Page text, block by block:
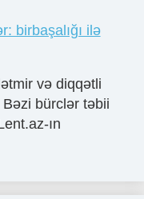
birbaşalığı ilə
və diqqətli
Bəzi bürclər təbii
ın